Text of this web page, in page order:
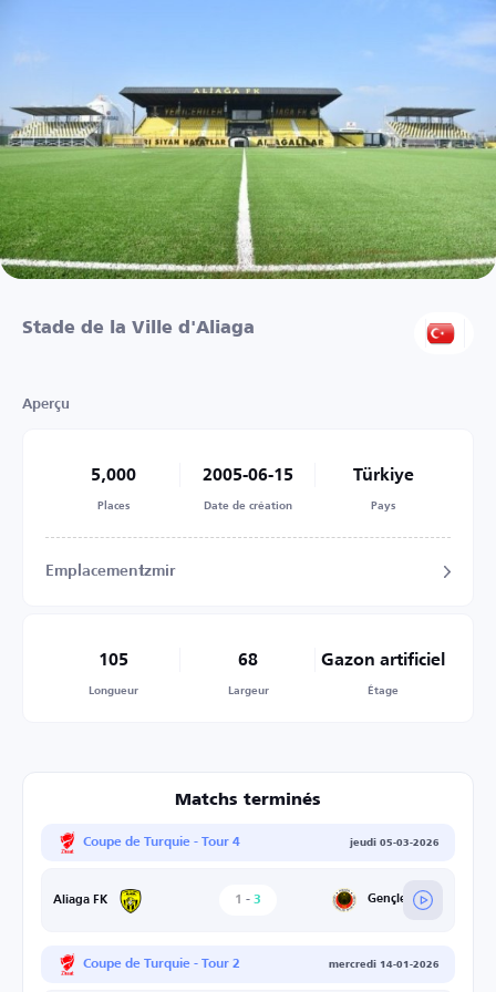
Stade de la Ville d'Aliaga
Aperçu
5,000
Places
2005-06-15
Date de création
Türkiye
Pays
EmplacementIzmir
105
Longueur
68
Largeur
Gazon artificiel
Étage
Matchs terminés
Coupe de Turquie - Tour 4 jeudi 05-03-2026
Aliaga FK 1 - 3 Gençlerbirliği
Coupe de Turquie - Tour 2 mercredi 14-01-2026